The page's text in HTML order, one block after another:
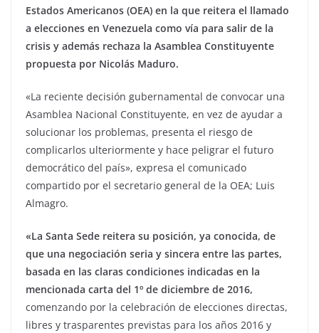
Estados Americanos (OEA) en la que reitera el llamado
a elecciones en Venezuela como vía para salir de la
crisis y además rechaza la Asamblea Constituyente
propuesta por Nicolás Maduro.
«La reciente decisión gubernamental de convocar una
Asamblea Nacional Constituyente, en vez de ayudar a
solucionar los problemas, presenta el riesgo de
complicarlos ulteriormente y hace peligrar el futuro
democrático del país», expresa el comunicado
compartido por el secretario general de la OEA; Luis
Almagro.
«La Santa Sede reitera su posición, ya conocida, de
que una negociación seria y sincera entre las partes,
basada en las claras condiciones indicadas en la
mencionada carta del 1º de diciembre de 2016,
comenzando por la celebración de elecciones directas,
libres y trasparentes previstas para los años 2016 y